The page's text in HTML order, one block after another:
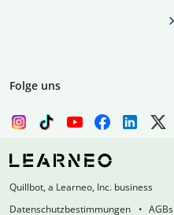
Folge uns
Quillbot, a Learneo, Inc. business
Datenschutzbestimmungen
AGBs